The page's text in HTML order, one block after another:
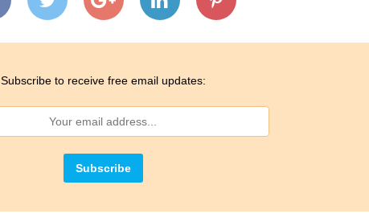
Subscribe to receive free email updates: